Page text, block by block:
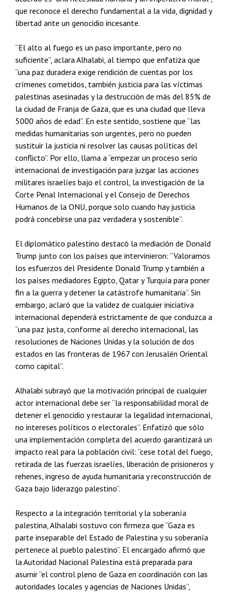
que reconoce el derecho fundamental a la vida, dignidad y
libertad ante un genocidio incesante.
“El alto al fuego es un paso importante, pero no
suficiente”, aclara Alhalabi, al tiempo que enfatiza que
“una paz duradera exige rendición de cuentas por los
crímenes cometidos, también justicia para las víctimas
palestinas asesinadas y la destrucción de más del 85% de
la ciudad de Franja de Gaza, que es una ciudad que lleva
5000 años de edad”. En este sentido, sostiene que “las
medidas humanitarias son urgentes, pero no pueden
sustituir la justicia ni resolver las causas políticas del
conflicto”. Por ello, llama a “empezar un proceso serio
internacional de investigación para juzgar las acciones
militares israelíes bajo el control, la investigación de la
Corte Penal Internacional y el Consejo de Derechos
Humanos de la ONU, porque solo cuando hay justicia
podrá concebirse una paz verdadera y sostenible”.
El diplomático palestino destacó la mediación de Donald
Trump junto con los países que intervinieron: “Valoramos
los esfuerzos del Presidente Donald Trump y también a
los países mediadores Egipto, Qatar y Turquía para poner
fin a la guerra y detener la catástrofe humanitaria”. Sin
embargo, aclaró que la validez de cualquier iniciativa
internacional dependerá estrictamente de que conduzca a
“una paz justa, conforme al derecho internacional, las
resoluciones de Naciones Unidas y la solución de dos
estados en las fronteras de 1967 con Jerusalén Oriental
como capital”.
Alhalabi subrayó que la motivación principal de cualquier
actor internacional debe ser “la responsabilidad moral de
detener el genocidio y restaurar la legalidad internacional,
no intereses políticos o electorales”. Enfatizó que sólo
una implementación completa del acuerdo garantizará un
impacto real para la población civil: “cese total del fuego,
retirada de las fuerzas israelíes, liberación de prisioneros y
rehenes, ingreso de ayuda humanitaria y reconstrucción de
Gaza bajo liderazgo palestino”.
Respecto a la integración territorial y la soberanía
palestina, Alhalabi sostuvo con firmeza que “Gaza es
parte inseparable del Estado de Palestina y su soberanía
pertenece al pueblo palestino”. El encargado afirmó que
la Autoridad Nacional Palestina está preparada para
asumir “el control pleno de Gaza en coordinación con las
autoridades locales y agencias de Naciones Unidas”,